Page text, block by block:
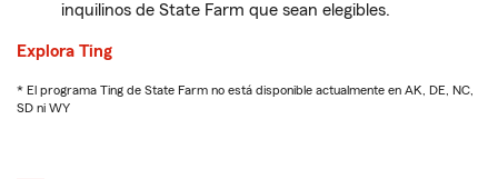
inquilinos de State Farm que sean elegibles.
Explora Ting
* El programa Ting de State Farm no está disponible actualmente en AK, DE, NC,
SD ni WY